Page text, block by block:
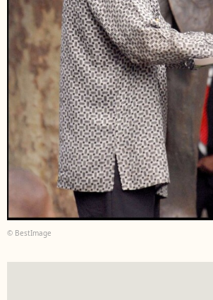
© BestImage